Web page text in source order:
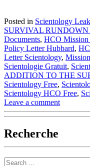
Posted in Scientology
SURVIVAL
Documents, HCO Mission
Policy Letter Hubbard,
Letter Scientology,
Scientologie Gratuit,
ADDITION TO THE
Scientology Free,
Scientology HCO Free,
Leave a comment
Recherche
Search